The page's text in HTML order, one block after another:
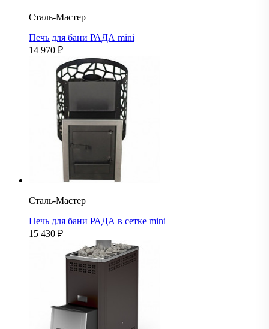
Сталь-Мастер
Печь для бани РАДА mini
14 970 ₽
Сталь-Мастер
Печь для бани РАДА в сетке mini
15 430 ₽